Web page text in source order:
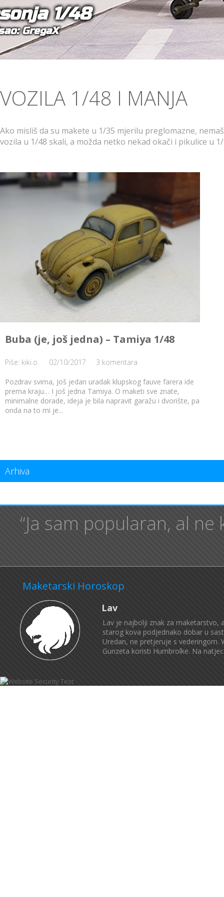
1/48
GregaX
VOZILA 1/48 I MANJA
Ako misliš da su makete u 1/35 mjerilu preglomazne,
vozila u 1/48 skali, a možda netko nekad okači i pikulice u
Buba (je, još jedna) – Tamiya 1/48
Piše: kiki.o. 02/10/2017 3 komentara
Pozdrav svima, Još jedan uradak klupskog fauve farera ide
prema kraju… I još jedna Tamiya. O maketi sve znate,
minimalne dorade, ideja je bila napravit garažu i dvorište, pa
onda na to mi je...
Arhiva
“Ja sam popularan, al ne
Maketarski Horoskop
Lav
Lav je najbolji znak za maketarstvo,
starog kova podjednako dobar u
Uredan, ne pretjeruje s vederingom.
Gunzeta koristi Humbrolke. Na